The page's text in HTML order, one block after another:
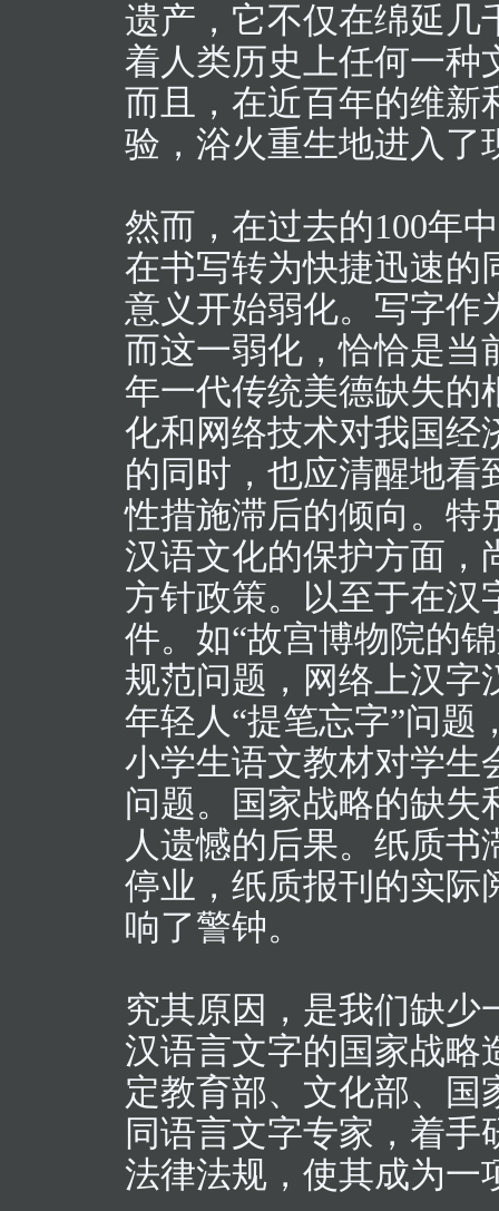
遗产，它不仅在绵延几
着人类历史上任何一种
而且，在近百年的维新
验，浴火重生地进入了
然而，在过去的100年
在书写转为快捷迅速的
意义开始弱化。写字作
而这一弱化，恰恰是当
年一代传统美德缺失的
化和网络技术对我国经
的同时，也应清醒地看
性措施滞后的倾向。特
汉语文化的保护方面，
方针政策。以至于在汉
件。如“故宫博物院的
规范问题，网络上汉字
年轻人“提笔忘字”问题
小学生语文教材对学生
问题。国家战略的缺失
人遗憾的后果。纸质
停业，纸质报刊的实际
响了警钟。
究其原因，是我们缺少
汉语言文字的国家战略
定教育部、文化部、国
同语言文字专家，着
法律法规，使其成为一